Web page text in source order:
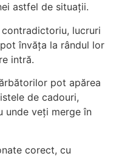
astfel de situații.
lucruri
învăța la rândul lor
intră.
pot apărea
de cadouri,
unde veți merge în
corect, cu